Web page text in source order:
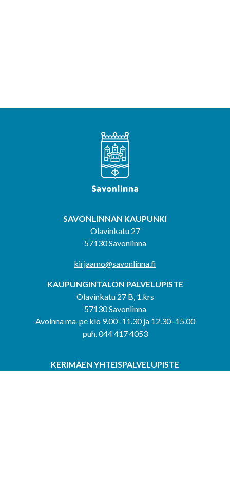
SAVONLINNAN KAUPUNKI
Olavinkatu 27
57130 Savonlinna
kirjaamo@savonlinna.fi
KAUPUNGINTALON PALVELUPISTE
Olavinkatu 27 B, 1.krs
57130 Savonlinna
Avoinna ma-pe klo 9.00–11.30 ja 12.30–15.00
puh. 044 417 4053
KERIMÄEN YHTEISPALVELUPISTE